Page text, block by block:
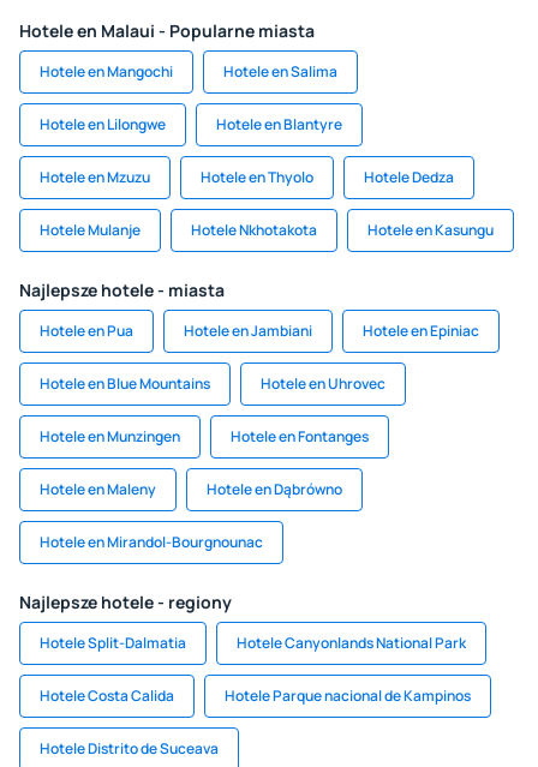
Hotele en Malaui - Popularne miasta
Hotele en Mangochi Hotele en Salima
Hotele en Lilongwe Hotele en Blantyre
Hotele en Mzuzu Hotele en Thyolo Hotele Dedza
Hotele Mulanje Hotele Nkhotakota Hotele en Kasungu
Najlepsze hotele - miasta
Hotele en Pua Hotele en Jambiani Hotele en Epiniac
Hotele en Blue Mountains Hotele en Uhrovec
Hotele en Munzingen Hotele en Fontanges
Hotele en Maleny Hotele en Dąbrówno
Hotele en Mirandol-Bourgnounac
Najlepsze hotele - regiony
Hotele Split-Dalmatia Hotele Canyonlands National Park
Hotele Costa Calida Hotele Parque nacional de Kampinos
Hotele Distrito de Suceava